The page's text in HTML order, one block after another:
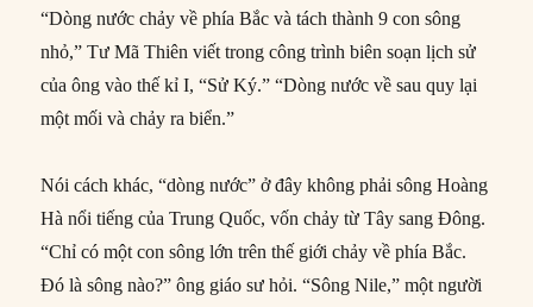
“Dòng nước chảy về phía Bắc và tách thành 9 con sông
nhỏ,” Tư Mã Thiên viết trong công trình biên soạn lịch sử
của ông vào thế kỉ I, “Sử Ký.” “Dòng nước về sau quy lại
một mối và chảy ra biển.”
Nói cách khác, “dòng nước” ở đây không phải sông Hoàng
Hà nổi tiếng của Trung Quốc, vốn chảy từ Tây sang Đông.
“Chỉ có một con sông lớn trên thế giới chảy về phía Bắc.
Đó là sông nào?” ông giáo sư hỏi. “Sông Nile,” một người